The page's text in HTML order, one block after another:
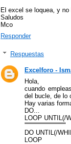
El excel se loquea, y
Saludos
Mco
Responder
Respuestas
Excelforo -
Hola,
cuando
del bucle, de lo
Hay varias
DO...
LOOP UNTIL(/
''''''''''''''''''''''''''''''''''''''''''
DO UNTIL(/
LOOP